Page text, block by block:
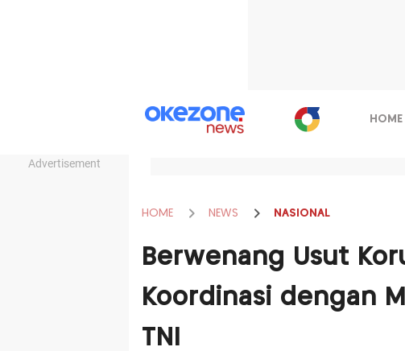
Advertisement
HOME
HOME NEWS NASIONAL
Berwenang Usut
Koordinasi dengan
TNI